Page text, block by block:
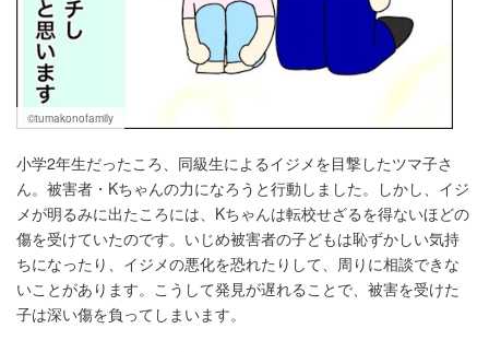
©tumakonofamily
小学2年生だったころ、同級生によるイジメを目撃したツマ子さ
ん。被害者・Kちゃんの力になろうと行動しました。しかし、イジ
メが明るみに出たころには、Kちゃんは転校せざるを得ないほどの
傷を受けていたのです。いじめ被害者の子どもは恥ずかしい気持
ちになったり、イジメの悪化を恐れたりして、周りに相談できな
いことがあります。こうして発見が遅れることで、被害を受けた
子は深い傷を負ってしまいます。